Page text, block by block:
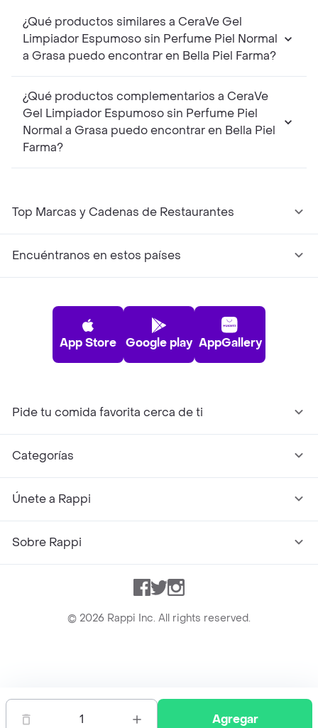
1 Agregar
¿Qué productos similares a CeraVe Gel
Limpiador Espumoso sin Perfume Piel Normal
a Grasa puedo encontrar en Bella Piel Farma?
¿Qué productos complementarios a CeraVe
Gel Limpiador Espumoso sin Perfume Piel
Normal a Grasa puedo encontrar en Bella Piel
Farma?
Top Marcas y Cadenas de Restaurantes
Encuéntranos en estos países
App Store Google play AppGallery
Pide tu comida favorita cerca de ti
Categorías
Únete a Rappi
Sobre Rappi
Facebook
TwitterInstagram
© 2026 Rappi Inc. All rights reserved.